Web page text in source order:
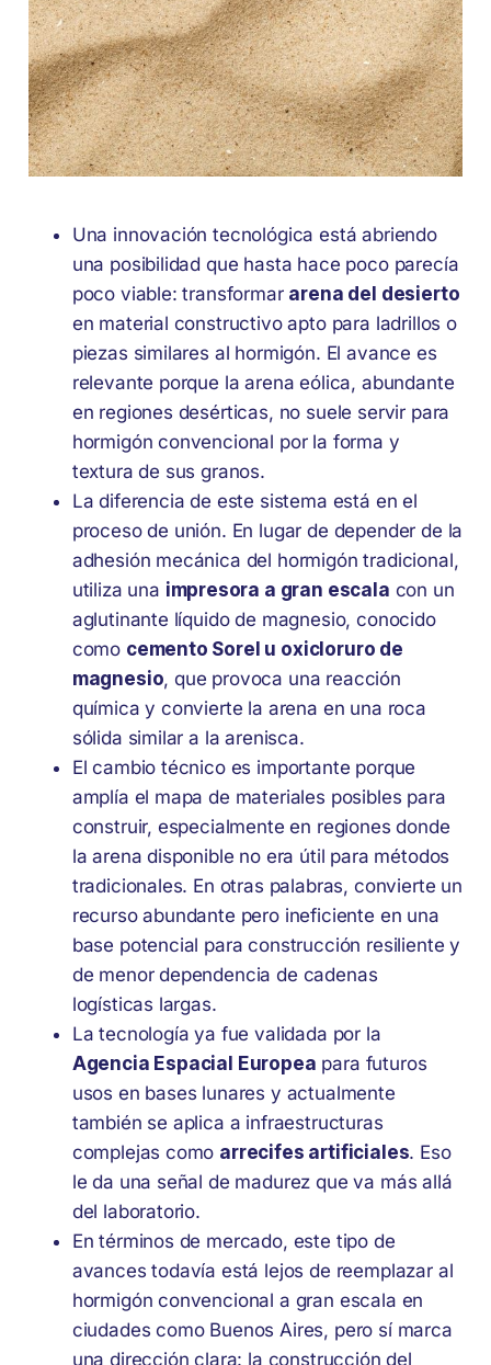
Una innovación tecnológica está abriendo
una posibilidad que hasta hace poco parecía
poco viable: transformar arena del desierto
en material constructivo apto para ladrillos o
piezas similares al hormigón. El avance es
relevante porque la arena eólica, abundante
en regiones desérticas, no suele servir para
hormigón convencional por la forma y
textura de sus granos.
La diferencia de este sistema está en el
proceso de unión. En lugar de depender de la
adhesión mecánica del hormigón tradicional,
utiliza una impresora a gran escala con un
aglutinante líquido de magnesio, conocido
como cemento Sorel u oxicloruro de
magnesio, que provoca una reacción
química y convierte la arena en una roca
sólida similar a la arenisca.
El cambio técnico es importante porque
amplía el mapa de materiales posibles para
construir, especialmente en regiones donde
la arena disponible no era útil para métodos
tradicionales. En otras palabras, convierte un
recurso abundante pero ineficiente en una
base potencial para construcción resiliente y
de menor dependencia de cadenas
logísticas largas.
La tecnología ya fue validada por la
Agencia Espacial Europea para futuros
usos en bases lunares y actualmente
también se aplica a infraestructuras
complejas como arrecifes artificiales. Eso
le da una señal de madurez que va más allá
del laboratorio.
En términos de mercado, este tipo de
avances todavía está lejos de reemplazar al
hormigón convencional a gran escala en
ciudades como Buenos Aires, pero sí marca
una dirección clara: la construcción del